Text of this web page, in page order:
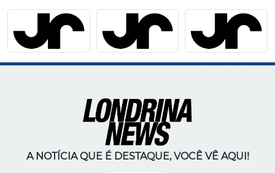
A NOTÍCIA QUE É DESTAQUE, VOCÊ VÊ AQUI!